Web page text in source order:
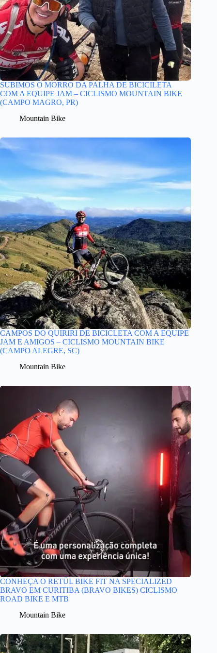
SUBIMOS O MORRO DA PALHA DE BICICILETA
COM A EQUIPE JAM – CICLISMO MOUNTAIN BIKE
(CAMPO MAGRO, PR)
Mountain Bike
CAMPOS DO QUIRIRI DE BICICLETA COM A EQUIPE
JAM E AMIGOS – CICLISMO MOUNTAIN BIKE
(CAMPO ALEGRE, SC)
Mountain Bike
CONHEÇA O RETÜL BIKE FIT NA SPECIALIZED
BRAVO EM CURITIBA (BRAVO BIKES) CICLISMO
ROAD BIKE E MTB
Mountain Bike